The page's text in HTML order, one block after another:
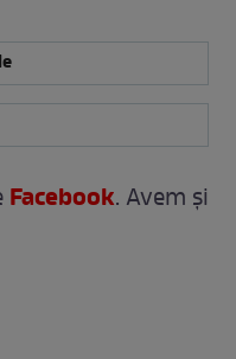
Facebook. Avem și